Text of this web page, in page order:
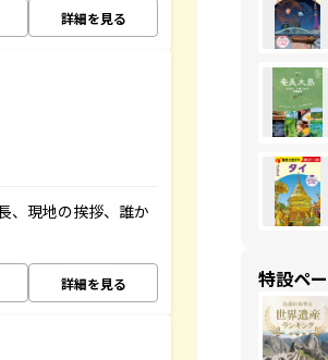
詳細を見る
、現地の挨拶、誰か
詳細を見る 特設ペ